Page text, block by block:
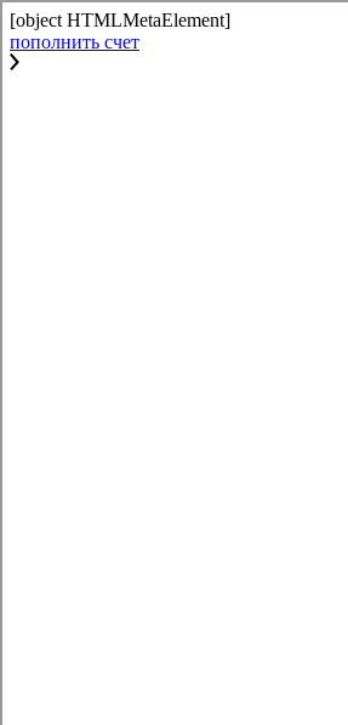
[object HTMLMetaElement]
пополнить счет